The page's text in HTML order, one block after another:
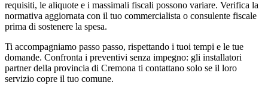
requisiti, le aliquote e i massimali fiscali possono variare. Verifica la
normativa aggiornata con il tuo commercialista o consulente fiscale
prima di sostenere la spesa.
Ti accompagniamo passo passo, rispettando i tuoi tempi e le tue
domande. Confronta i preventivi senza impegno: gli installatori
partner della provincia di Cremona ti contattano solo se il loro
servizio copre il tuo comune.